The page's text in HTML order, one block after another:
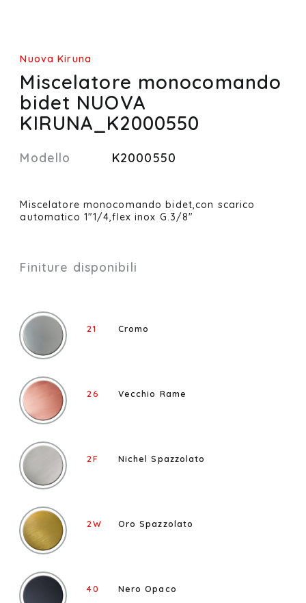
Nuova Kiruna
Miscelatore monocomando
bidet NUOVA
KIRUNA_K2000550
Modello K2000550
Miscelatore monocomando bidet,con scarico
automatico 1"1/4,flex inox G.3/8"
Finiture disponibili
21 Cromo
26 Vecchio Rame
2F Nichel Spazzolato
2W Oro Spazzolato
40 Nero Opaco